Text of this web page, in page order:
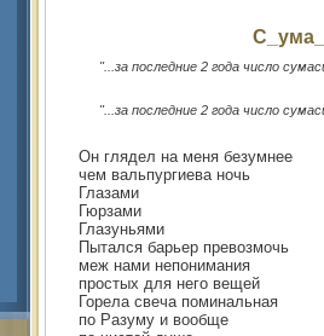
"...за последние 2 года число
"...за последние 2 года число
Он глядел на меня безумнее
чем вальпургиева ночь
Глазами
Гюрзами
Глазуньями
Пытался барьер превозмочь
меж нами непонимания
простых для него вещей
Горела свеча поминальная
по Разуму и вообще